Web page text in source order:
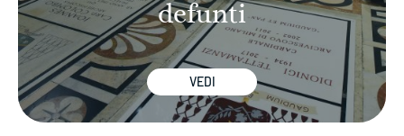
defunti
VEDI